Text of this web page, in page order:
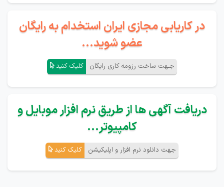
در کاریابی مجازی ایران استخدام به رایگان
عضو شوید...
جـهت ساخت رزومه کاری رایگان کلیک کنید
دریافت آگهی ها از طریق نرم افزار موبایل و
کامپیوتر...
جهت دانلود نرم افزار و اپلیکیشن کلیک کنید